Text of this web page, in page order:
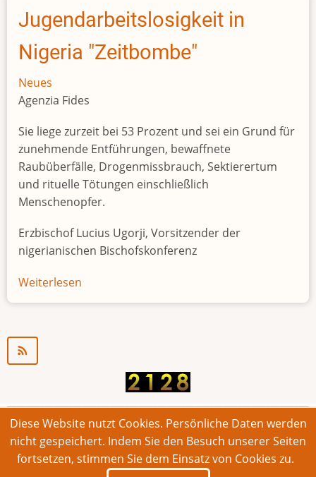
Jugendarbeitslosigkeit in
Nigeria "Zeitbombe"
Neues
Agenzia Fides
Sie liege zurzeit bei 53 Prozent und sei ein Grund für
zunehmende Entführungen, bewaffnete
Raubüberfälle, Drogenmissbrauch, Sektierertum
und rituelle Tötungen einschließlich
Menschenopfer.
Erzbischof Lucius Ugorji, Vorsitzender der
nigerianischen Bischofskonferenz
Weiterlesen
Jugendarbeitslosigkeit
© 2026 Bonner Aufruf. Alle Rechte vorbehalten.
Footer
Impressum Kontakt Intern
Diese Website nutzt Cookies. Persönliche Daten werden
nicht gespeichert. Indem Sie den Besuch unserer Seiten
fortsetzen, stimmen Sie dem Einsatz von Cookies zu.